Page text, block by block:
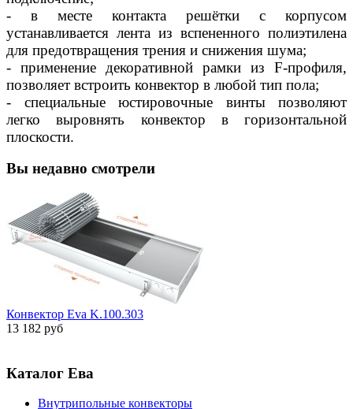
- в месте контакта решётки с корпусом
устанавливается лента из вспененного полиэтилена
для предотвращения трения и снижения шума;
- применение декоративной рамки из F-профиля,
позволяет встроить конвектор в любой тип пола;
- специальные юстировочные винты позволяют
легко выровнять конвектор в горизонтальной
плоскости.
Вы недавно смотрели
Конвектор Eva K.100.303
13 182 руб
Каталог Ева
Внутрипольные конвекторы